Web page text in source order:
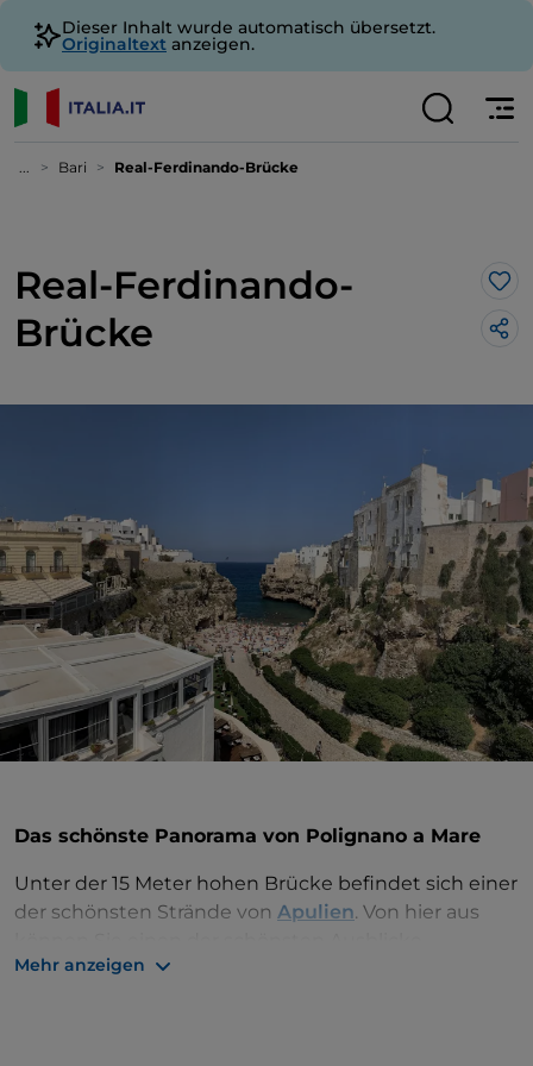
Dieser Inhalt wurde automatisch übersetzt.
Originaltext anzeigen.
... Bari Real-Ferdinando-Brücke
Real-Ferdinando-
Brücke
Das schönste Panorama von Polignano a Mare
Unter der 15 Meter hohen Brücke befindet sich einer
der schönsten Strände von Apulien. Von hier aus
genießen: Lassen Sie Ihren Blick von der ins
Mehr anzeigen